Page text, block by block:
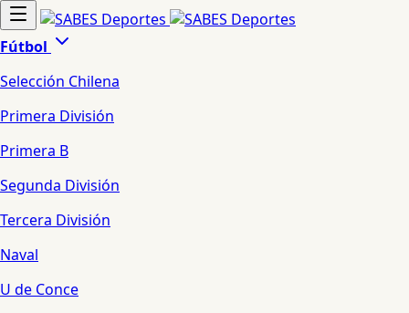
Fútbol
Selección Chilena
Primera División
Primera B
Segunda División
Tercera División
Naval
U de Conce